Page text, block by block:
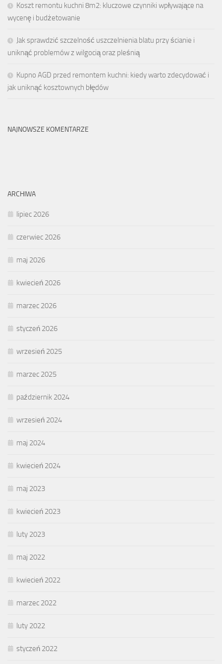
Koszt remontu kuchni 8m2: kluczowe czynniki wpływające na
wycenę i budżetowanie
Jak sprawdzić szczelność uszczelnienia blatu przy ścianie i
uniknąć problemów z wilgocią oraz pleśnią
Kupno AGD przed remontem kuchni: kiedy warto zdecydować i
jak uniknąć kosztownych błędów
NAJNOWSZE KOMENTARZE
ARCHIWA
lipiec 2026
czerwiec 2026
maj 2026
kwiecień 2026
marzec 2026
styczeń 2026
wrzesień 2025
marzec 2025
październik 2024
wrzesień 2024
maj 2024
kwiecień 2024
maj 2023
kwiecień 2023
luty 2023
maj 2022
kwiecień 2022
marzec 2022
luty 2022
styczeń 2022